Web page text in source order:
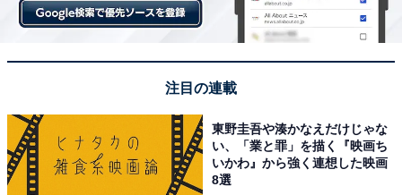
注目の連載
東野圭吾や湊かなえだけじゃな
い、「業と罪」を描く『映画ち
いかわ』から強く連想した映画
8選